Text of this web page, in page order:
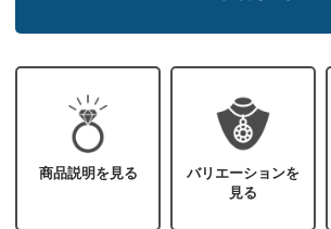
商品説明を見る
バリエーションを
見る